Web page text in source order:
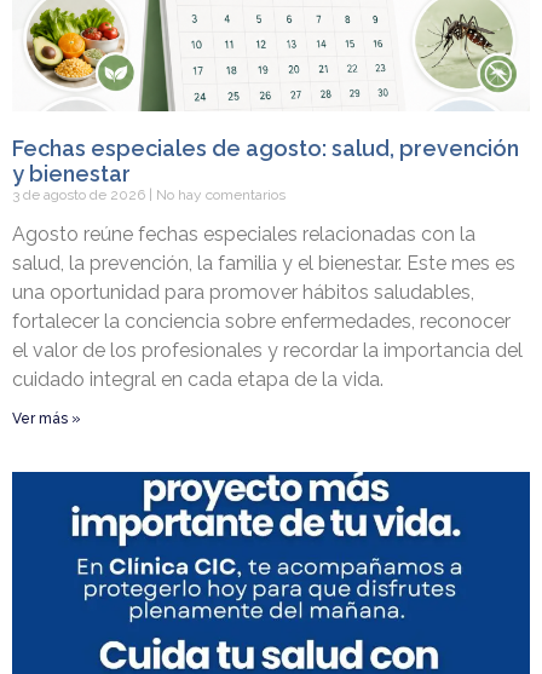
Fechas especiales de agosto: salud, prevención
y bienestar
3 de agosto de 2026 No hay comentarios
Agosto reúne fechas especiales relacionadas con la
salud, la prevención, la familia y el bienestar. Este mes es
una oportunidad para promover hábitos saludables,
fortalecer la conciencia sobre enfermedades, reconocer
el valor de los profesionales y recordar la importancia del
cuidado integral en cada etapa de la vida.
Ver más »